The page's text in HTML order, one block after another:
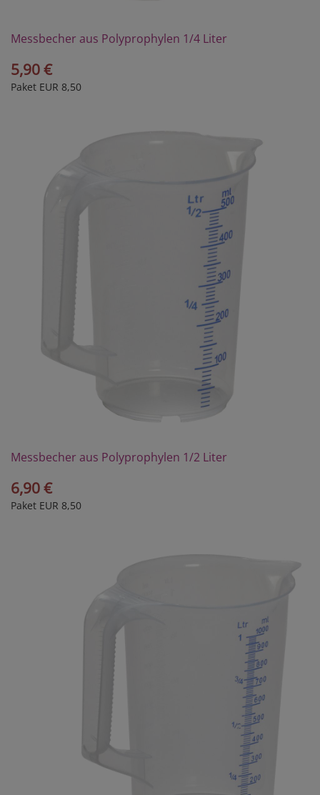
Messbecher aus Polyprophylen 1/4 Liter
5,90 €
Paket EUR 8,50
Messbecher aus Polyprophylen 1/2 Liter
6,90 €
Paket EUR 8,50